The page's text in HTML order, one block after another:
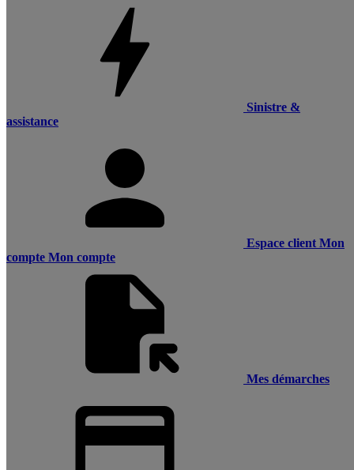
Sinistre &
assistance
Espace client Mon
compte Mon compte
Mes démarches